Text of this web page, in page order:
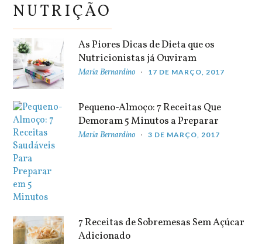
NUTRIÇÃO
As Piores Dicas de Dieta que os
Nutricionistas já Ouviram
Maria Bernardino 17 DE MARÇO, 2017
Pequeno-Almoço: 7 Receitas Que
Demoram 5 Minutos a Preparar
Maria Bernardino 3 DE MARÇO, 2017
7 Receitas de Sobremesas Sem Açúcar
Adicionado